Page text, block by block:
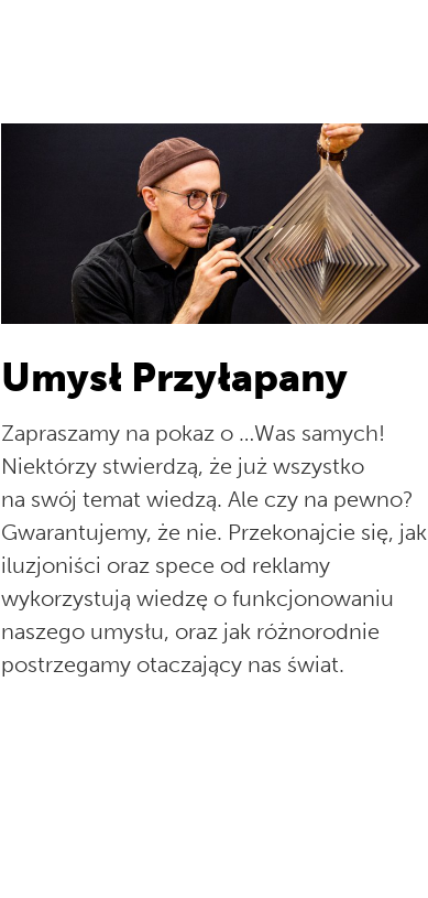
Umysł Przyłapany
Zapraszamy na pokaz o …Was samych!
Niektórzy stwierdzą, że już wszystko
na swój temat wiedzą. Ale czy na pewno?
Gwarantujemy, że nie. Przekonajcie się, jak
iluzjoniści oraz spece od reklamy
wykorzystują wiedzę o funkcjonowaniu
naszego umysłu, oraz jak różnorodnie
postrzegamy otaczający nas świat.